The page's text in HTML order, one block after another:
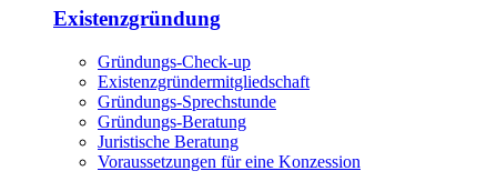
Existenzgründung
Gründungs-Check-up
Existenzgründermitgliedschaft
Gründungs-Sprechstunde
Gründungs-Beratung
Juristische Beratung
Voraussetzungen für eine Konzession